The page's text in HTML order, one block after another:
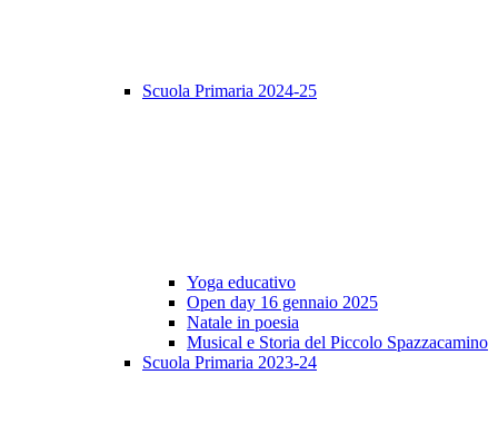
Scuola Primaria 2024-25
Yoga educativo
Open day 16 gennaio 2025
Natale in poesia
Musical e Storia del Piccolo Spazzacamino
Scuola Primaria 2023-24